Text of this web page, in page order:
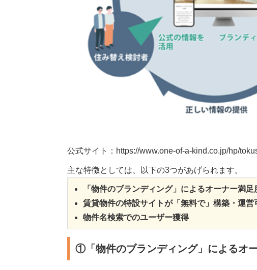
公式サイト：https://www.one-of-a-kind.co.jp/hp/
主な特徴としては、以下の3つがあげられます。
「物件のブランディング」によるオーナー満足
賃貸物件の特設サイトが「無料で」構築・運
物件名検索でのユーザー獲得
①「物件のブランディング」によるオ